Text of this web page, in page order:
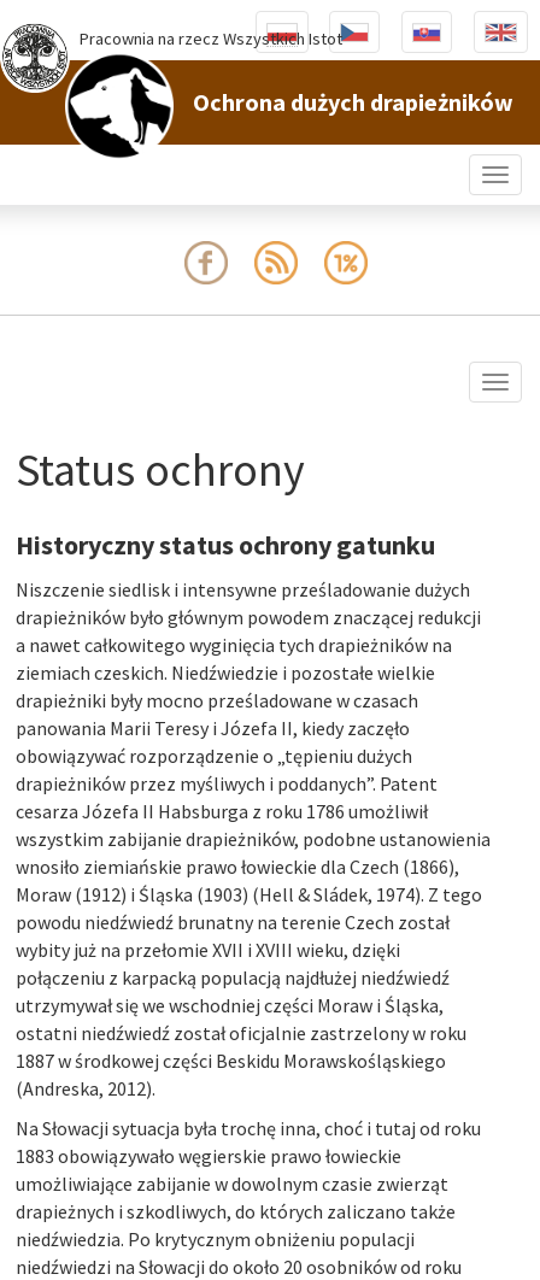
Pracownia na rzecz Wszystkich Istot
Ochrona dużych drapieżników
Status ochrony
Historyczny status ochrony gatunku
Niszczenie siedlisk i intensywne prześladowanie dużych
drapieżników było głównym powodem znaczącej redukcji
a nawet całkowitego wyginięcia tych drapieżników na
ziemiach czeskich. Niedźwiedzie i pozostałe wielkie
drapieżniki były mocno prześladowane w czasach
panowania Marii Teresy i Józefa II, kiedy zaczęło
obowiązywać rozporządzenie o „tępieniu dużych
drapieżników przez myśliwych i poddanych”. Patent
cesarza Józefa II Habsburga z roku 1786 umożliwił
wszystkim zabijanie drapieżników, podobne ustanowienia
wnosiło ziemiańskie prawo łowieckie dla Czech (1866),
Moraw (1912) i Śląska (1903) (Hell & Sládek, 1974). Z tego
powodu niedźwiedź brunatny na terenie Czech został
wybity już na przełomie XVII i XVIII wieku, dzięki
połączeniu z karpacką populacją najdłużej niedźwiedź
utrzymywał się we wschodniej części Moraw i Śląska,
ostatni niedźwiedź został oficjalnie zastrzelony w roku
1887 w środkowej części Beskidu Morawskośląskiego
(Andreska, 2012).
Na Słowacji sytuacja była trochę inna, choć i tutaj od roku
1883 obowiązywało węgierskie prawo łowieckie
umożliwiające zabijanie w dowolnym czasie zwierząt
drapieżnych i szkodliwych, do których zaliczano także
niedźwiedzia. Po krytycznym obniżeniu populacji
niedźwiedzi na Słowacji do około 20 osobników od roku